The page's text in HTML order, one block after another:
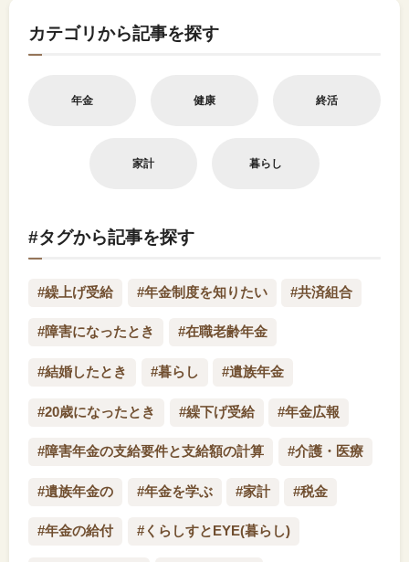
カテゴリから記事を探す
年金 健康 終活
家計 暮らし
#タグから記事を探す
#繰上げ受給 #年金制度を知りたい #共済組合
#障害になったとき #在職老齢年金
#結婚したとき #暮らし #遺族年金
#20歳になったとき #繰下げ受給 #年金広報
#障害年金の支給要件と支給額の計算 #介護・医療
#遺族年金の #年金を学ぶ #家計 #税金
#年金の給付 #くらしすとEYE(暮らし)